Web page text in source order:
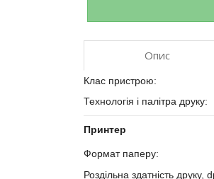
Опис
Клас пристрою:
Технологія і палітра друку:
Принтер
Формат паперу:
Роздільна здатність друку,